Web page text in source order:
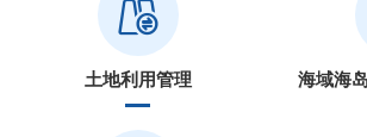
土地利用管理 海域海